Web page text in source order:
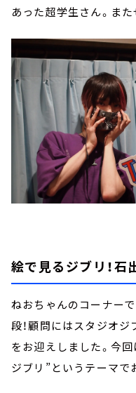
あった超学生さん。ま
絵で見るジブリ！石
ねおちゃんのコーナー
段！顧問にはスタジオ
をお迎えしました。今
ジブリ”というテーマで